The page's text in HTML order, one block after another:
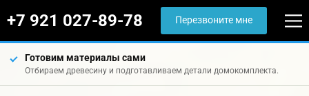
+7 921 027-89-78 Перезвоните мне
Готовим материалы сами
Отбираем древесину и подготавливаем детали домокомплекта.